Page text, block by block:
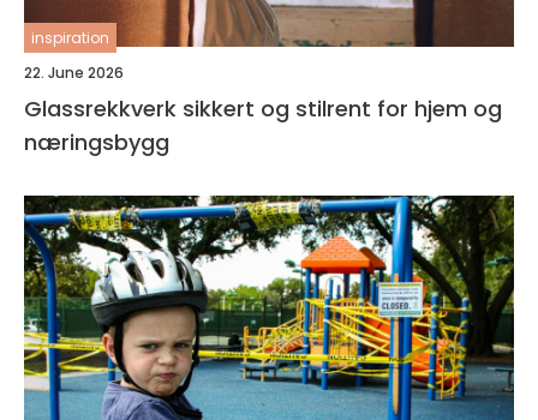
inspiration
22. June 2026
Glassrekkverk sikkert og stilrent for hjem og
næringsbygg